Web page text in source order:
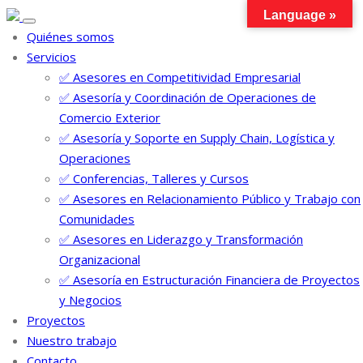
Toggle
navigation
Quiénes somos
Servicios
✅ Asesores en Competitividad Empresarial
✅ Asesoría y Coordinación de Operaciones de
Comercio Exterior
✅ Asesoría y Soporte en Supply Chain, Logística y
Operaciones
✅ Conferencias, Talleres y Cursos
✅ Asesores en Relacionamiento Público y Trabajo con
Comunidades
✅ Asesores en Liderazgo y Transformación
Organizacional
✅ Asesoría en Estructuración Financiera de Proyectos
y Negocios
Proyectos
Nuestro trabajo
Language »